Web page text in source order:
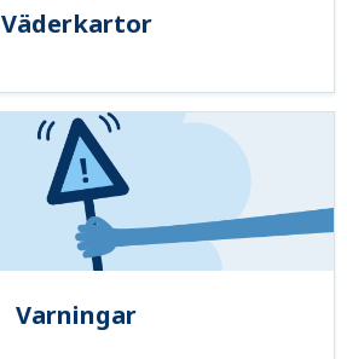
Väderkartor
Varningar